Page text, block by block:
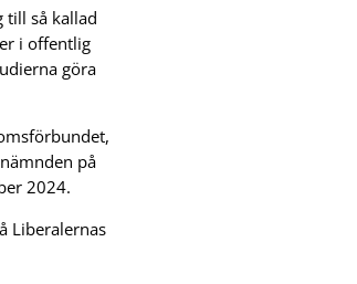
till så kallad
i offentlig
göra
på
2024.
Liberalernas